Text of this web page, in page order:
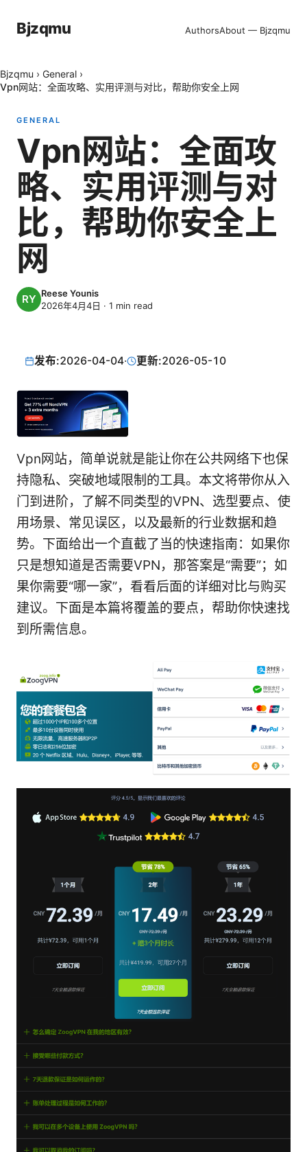
Bjzqmu AuthorsAbout — Bjzqmu
Bjzqmu › General ›
Vpn网站：全面攻略、实用评测与对比，帮助你安全上网
GENERAL
Vpn网站：全面攻
略、实用评测与对
比，帮助你安全上
网
Reese Younis
2026年4月4日 · 1 min read
发布:2026-04-04· 更新:2026-05-10
Vpn网站，简单说就是能让你在公共网络下也保
持隐私、突破地域限制的工具。本文将带你从入
门到进阶，了解不同类型的VPN、选型要点、使
用场景、常见误区，以及最新的行业数据和趋
势。下面给出一个直截了当的快速指南：如果你
只是想知道是否需要VPN，那答案是“需要”；如
果你需要“哪一家”，看看后面的详细对比与购买
建议。下面是本篇将覆盖的要点，帮助你快速找
到所需信息。